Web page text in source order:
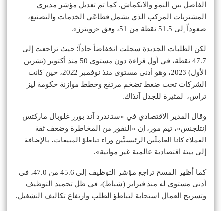
الفاصل بين النمو والانكماش. كما تم تعديل مؤشر مديري
المشتريات المركب الذي يشمل قطاعَي الخدمات والتصنيع،
صعوداً إلى 51.5 نقطة من 51، وفق «رويترز».
لكن الطلبات الجديدة سجلت انخفاضاً حاداً؛ حيث تراجعت إلى
47.7 نقطة، في أول قراءة دون مستوى 50 منذ أكتوبر (تشرين
الأول) 2023، وهو أدنى مستوى منذ نوفمبر 2022، حين كانت
الشركات تحت ضغط تضخم مرتفع وخطط موازنة حكومة ليز
تراس، المثيرة للجدل آنذاك.
وقال المدير الاقتصادي في «ستاندرد آند بورز غلوبال ماركتس
إنتلجنس»، تيم مور، إن «النفور من المخاطرة وضعف ثقة
العملاء كانا العاملَين الرئيسيَّين وراء تباطؤ المبيعات، بالإضافة
إلى بيئة اقتصادية عالمية غير مواتية».
كما أظهر المسح تراجع مؤشر التوظيف إلى 45.6 من 47.0، في
أدنى مستوى له منذ فبراير (شباط)، في ظل تجميد التوظيف
وتسريح العمال استجابة لتباطؤ الطلب وارتفاع تكاليف التشغيل.